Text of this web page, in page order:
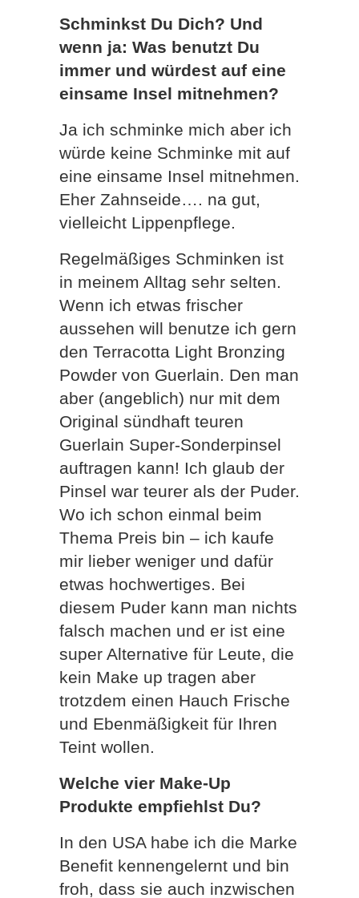
Schminkst Du Dich? Und
wenn ja: Was benutzt Du
immer und würdest auf eine
einsame Insel mitnehmen?
Ja ich schminke mich aber ich
würde keine Schminke mit auf
eine einsame Insel mitnehmen.
Eher Zahnseide…. na gut,
vielleicht Lippenpflege.
Regelmäßiges Schminken ist
in meinem Alltag sehr selten.
Wenn ich etwas frischer
aussehen will benutze ich gern
den Terracotta Light Bronzing
Powder von Guerlain. Den man
aber (angeblich) nur mit dem
Original sündhaft teuren
Guerlain Super-Sonderpinsel
auftragen kann! Ich glaub der
Pinsel war teurer als der Puder.
Wo ich schon einmal beim
Thema Preis bin – ich kaufe
mir lieber weniger und dafür
etwas hochwertiges. Bei
diesem Puder kann man nichts
falsch machen und er ist eine
super Alternative für Leute, die
kein Make up tragen aber
trotzdem einen Hauch Frische
und Ebenmäßigkeit für Ihren
Teint wollen.
Welche vier Make-Up
Produkte empfiehlst Du?
In den USA habe ich die Marke
Benefit kennengelernt und bin
froh, dass sie auch inzwischen